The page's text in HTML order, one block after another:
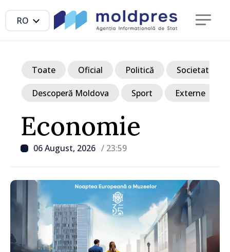
RO
Economie
06 August, 2026 / 23:59
Toate Oficial Politică Societate
Descoperă Moldova Sport Externe